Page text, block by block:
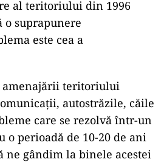
al teritoriului din 1996
o suprapunere
este cea a
amenajării teritoriului
autostrăzile, căile
care se rezolvă într-un
o perioadă de 10-20 de ani
ne gândim la binele acestei